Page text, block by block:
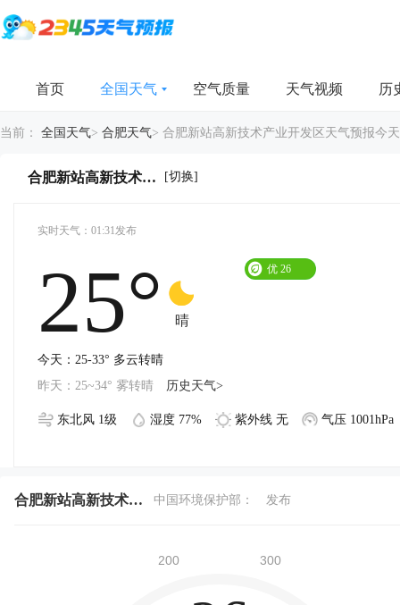
首页 全国天气 空气质量 天气视频 历
当前： 全国天气> 合肥天气> 合肥新站高新技术产业开发区天气预报今天
合肥新站高新技术产业开发区今天天气详情 [切换]
实时天气：01:31发布
25° 晴
优 26
今天：25-33° 多云转晴
昨天：25~34° 雾转晴
历史天气>
东北风 1级 湿度 77% 紫外线 无 气压 1001hPa
合肥新站高新技术产业开发区今天空气质量 中国环境保护部： 发布